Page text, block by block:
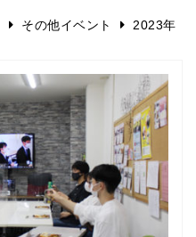
その他イベント
2023年